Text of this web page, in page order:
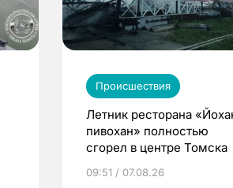
Происшествия
Летник ресторана
пивохан» полностью
сгорел в центре Томска
09:51 / 07.08.26